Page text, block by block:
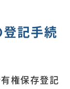
記手続
権保存登記